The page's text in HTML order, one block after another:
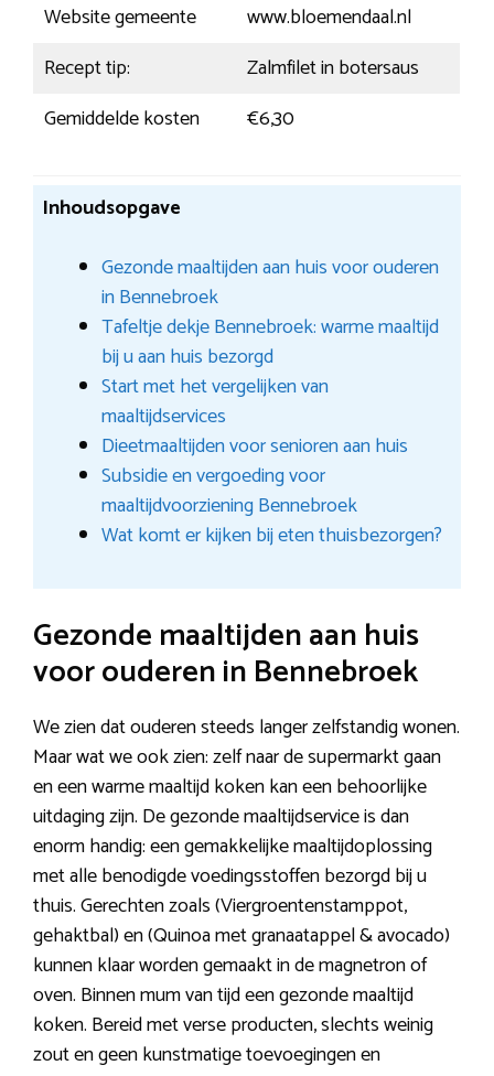
Website gemeente
www.bloemendaal.nl
Recept tip:
Zalmfilet in botersaus
Gemiddelde kosten
€6,30
Inhoudsopgave
Gezonde maaltijden aan huis voor ouderen
in Bennebroek
Tafeltje dekje Bennebroek: warme maaltijd
bij u aan huis bezorgd
Start met het vergelijken van
maaltijdservices
Dieetmaaltijden voor senioren aan huis
Subsidie en vergoeding voor
maaltijdvoorziening Bennebroek
Wat komt er kijken bij eten thuisbezorgen?
Gezonde maaltijden aan huis
voor ouderen in Bennebroek
We zien dat ouderen steeds langer zelfstandig wonen.
Maar wat we ook zien: zelf naar de supermarkt gaan
en een warme maaltijd koken kan een behoorlijke
uitdaging zijn. De gezonde maaltijdservice is dan
enorm handig: een gemakkelijke maaltijdoplossing
met alle benodigde voedingsstoffen bezorgd bij u
thuis. Gerechten zoals (Viergroentenstamppot,
gehaktbal) en (Quinoa met gra­naat­ap­pel & avo­ca­do)
kunnen klaar worden gemaakt in de magnetron of
oven. Binnen mum van tijd een gezonde maaltijd
koken. Bereid met verse producten, slechts weinig
zout en geen kunstmatige toevoegingen en